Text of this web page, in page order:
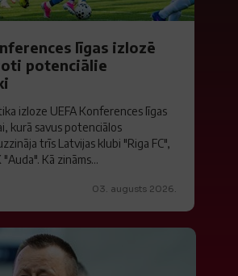
līgas izlozē
potenciālie
izloze UEFA Konferences līgas
kurā savus potenciālos
trīs Latvijas klubi "Riga FC",
"Auda". Kā zināms...
03. augusts 2026.